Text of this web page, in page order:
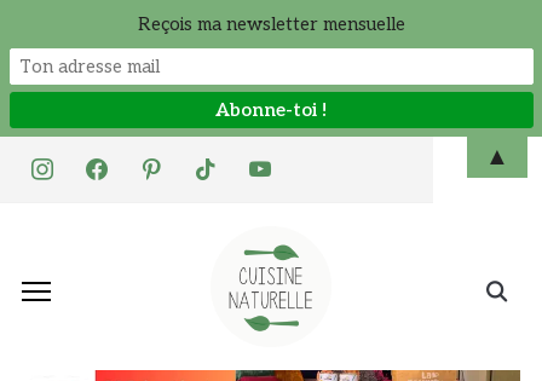
instagramfacebookpinteresttiktok youtube
Search
Reçois ma newsletter mensuelle
▲